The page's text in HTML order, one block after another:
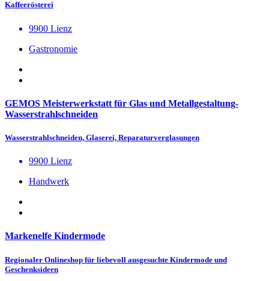
Kaffeerösterei
9900 Lienz
Gastronomie
GEMOS Meisterwerkstatt für Glas und Metallgestaltung-
Wasserstrahlschneiden
Wasserstrahlschneiden, Glaserei, Reparaturverglasungen
9900 Lienz
Handwerk
Markenelfe Kindermode
Regionaler Onlineshop für liebevoll ausgesuchte Kindermode und
Geschenksideen